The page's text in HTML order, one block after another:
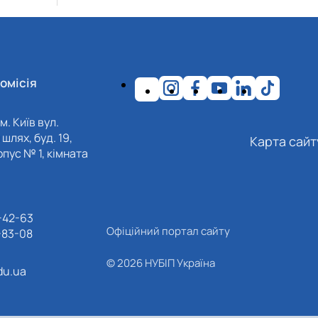
Київ вул.
шлях, буд. 19,
№ 1, кімната
63
08
Карта
Офіційний портал сайту
© 2026 НУБІП Україна